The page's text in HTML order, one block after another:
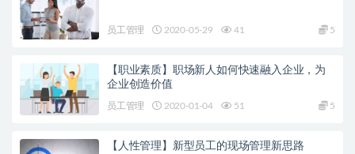
员工管理 2020-05-29 41 5
【职业素质】职场新人如何快速融入企业，为
企业创造价值
员工管理 2020-01-04 51 5
【人性管理】新型员工的现场管理新思路